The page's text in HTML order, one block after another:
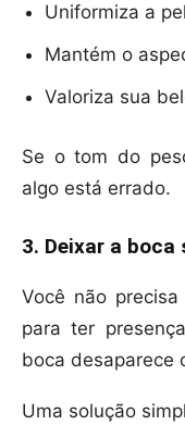
Uniformiza a
Mantém o
Valoriza sua
Se o tom do
algo está errado.
3. Deixar a
Você não
para ter
boca desaparece
Uma solução